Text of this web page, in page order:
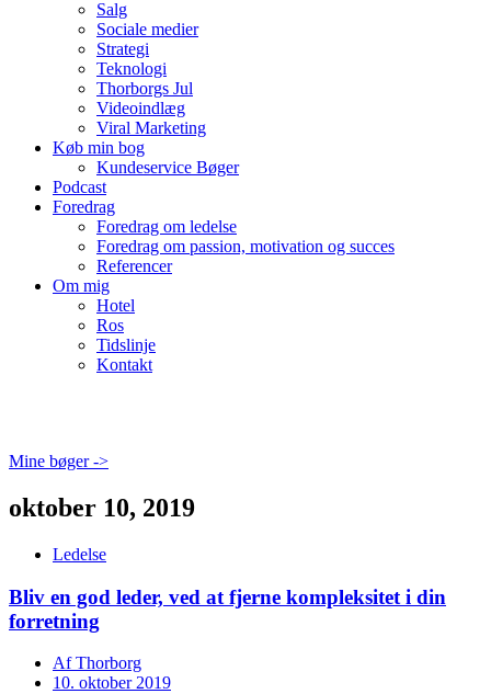
Salg
Sociale medier
Strategi
Teknologi
Thorborgs Jul
Videoindlæg
Viral Marketing
Køb min bog
Kundeservice Bøger
Podcast
Foredrag
Foredrag om ledelse
Foredrag om passion, motivation og succes
Referencer
Om mig
Hotel
Ros
Tidslinje
Kontakt
Mine bøger ->
oktober 10, 2019
Ledelse
Bliv en god leder, ved at fjerne kompleksitet i din
forretning
AfThorborg
10. oktober 2019